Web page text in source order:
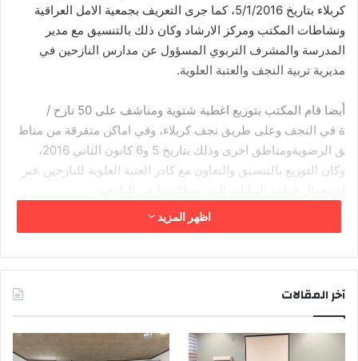
كربلاء بتاريخ 5/1/2016، كما جرى التعريف بجمعية الامل العراقية
ونشاطات المكتب ومركز الارشاد وكان ذلك بالتنسيق مع مدير
المدرسة والمشرف التربوي المسؤول عن مدارس النازحين في
مديرية تربية النجف والعتبة العلوية.
أيضا قام المكتب بتوزيع اغطية شتوية ومناشف على 50 نازح /
ة في النجف وعلى طريق نجف كربلاء، وفي اماكن متفرقة من مناط
ق الرضويةومناطق اخرى وذلك بتاريخ 5 و6 كانون الثاني 2016،
وكان التوزيع بالتنسيق والتعاون مع كادر العتبة العلوية للنازحين عبر
ء من متطلباتهم وتحسين أوضاعهم، وقد سبق ان عملت الجمعية
على العديد من القضايا التي تخص النازحين من توزيع مساعدات
التي تعمل على قضايا العنف ضد النساء وتقديم الاستشارات
القانونية والاجتماعية والنفسية.
اظهر المزيد
آخر المقالات